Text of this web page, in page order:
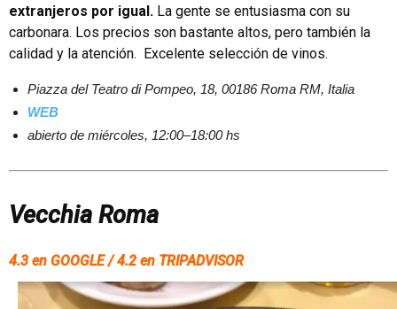
extranjeros por igual. La gente se entusiasma con su
carbonara. Los precios son bastante altos, pero también la
calidad y la atención. Excelente selección de vinos.
Piazza del Teatro di Pompeo, 18, 00186 Roma RM, Italia
WEB
abierto de miércoles, 12:00–18:00 hs
Vecchia Roma
4.3 en GOOGLE / 4.2 en TRIPADVISOR